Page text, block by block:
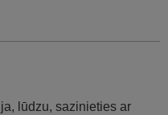
lūdzu, sazinieties ar